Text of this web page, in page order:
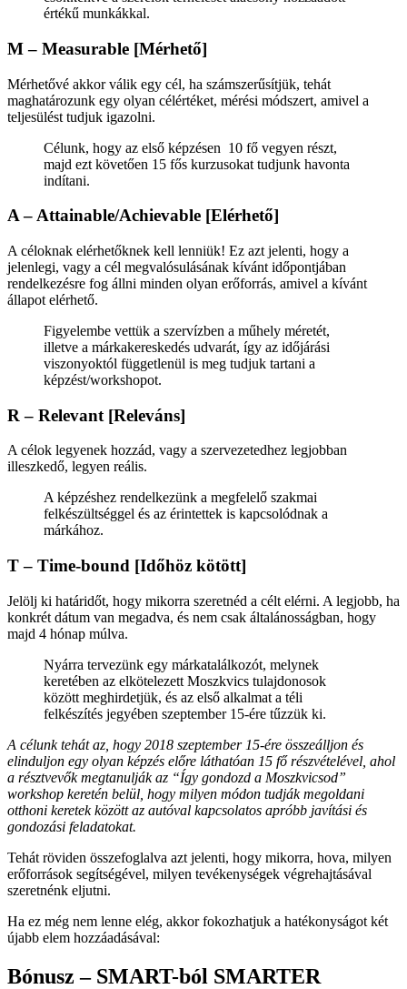
értékű munkákkal.
M – Measurable [Mérhető]
Mérhetővé akkor válik egy cél, ha számszerűsítjük, tehát
maghatározunk egy olyan célértéket, mérési módszert, amivel a
teljesülést tudjuk igazolni.
Célunk, hogy az első képzésen 10 fő vegyen részt,
majd ezt követően 15 fős kurzusokat tudjunk havonta
indítani.
A – Attainable/Achievable [Elérhető]
A céloknak elérhetőknek kell lenniük! Ez azt jelenti, hogy a
jelenlegi, vagy a cél megvalósulásának kívánt időpontjában
rendelkezésre fog állni minden olyan erőforrás, amivel a kívánt
állapot elérhető.
Figyelembe vettük a szervízben a műhely méretét,
illetve a márkakereskedés udvarát, így az időjárási
viszonyoktól függetlenül is meg tudjuk tartani a
képzést/workshopot.
R – Relevant [Releváns]
A célok legyenek hozzád, vagy a szervezetedhez legjobban
illeszkedő, legyen reális.
A képzéshez rendelkezünk a megfelelő szakmai
felkészültséggel és az érintettek is kapcsolódnak a
márkához.
T – Time-bound [Időhöz kötött]
Jelölj ki határidőt, hogy mikorra szeretnéd a célt elérni. A legjobb, ha
konkrét dátum van megadva, és nem csak általánosságban, hogy
majd 4 hónap múlva.
Nyárra tervezünk egy márkatalálkozót, melynek
keretében az elkötelezett Moszkvics tulajdonosok
között meghirdetjük, és az első alkalmat a téli
felkészítés jegyében szeptember 15-ére tűzzük ki.
A célunk tehát az, hogy 2018 szeptember 15-ére összeálljon és
elinduljon egy olyan képzés előre láthatóan 15 fő részvételével, ahol
a résztvevők megtanulják az “Így gondozd a Moszkvicsod”
workshop keretén belül, hogy milyen módon tudják megoldani
otthoni keretek között az autóval kapcsolatos apróbb javítási és
gondozási feladatokat.
Tehát röviden összefoglalva azt jelenti, hogy mikorra, hova, milyen
erőforrások segítségével, milyen tevékenységek végrehajtásával
szeretnénk eljutni.
Ha ez még nem lenne elég, akkor fokozhatjuk a hatékonyságot két
újabb elem hozzáadásával:
Bónusz – SMART-ból SMARTER